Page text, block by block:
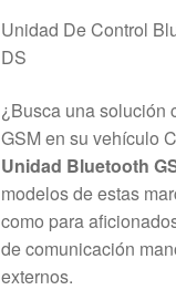
Unidad De Control
DS
¿Busca una solución
GSM en su vehículo
Unidad Bluetooth
modelos de estas
como para
de comunicación
externos.